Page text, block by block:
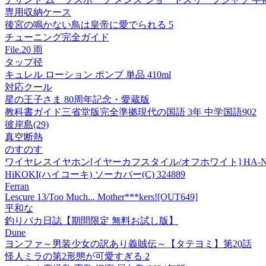
専用収納ケース
後宮の鳴かない鳥は皇帝に愛でられる 5
チューニング完全ガイド
File.20 雨
タップ径
キュレル ローション ポンプ 単品 410ml
対応クール
星の王子さま 80周年記念・愛蔵版
教科書ガイド三省堂版完全準拠現代の国語 3年 中学国語902
彼岸島(29)
真空断熱
のすのす
ワイヤレスイヤホン[イヤーカフスタイル/オフホワイト] HA-
HiKOKI(ハイコーキ) ソーカバー(C) 324889
Ferran
Lescure 13/Too Much... Mother***kers![OUT649]
平和な
釣りバカ日誌【期間限定 無料お試し版】
Dune
ヨンファ～男装少女の訳あり義賊伝～【タテヨミ】第20話
怪人ミラの第2形態が可愛すぎる 2